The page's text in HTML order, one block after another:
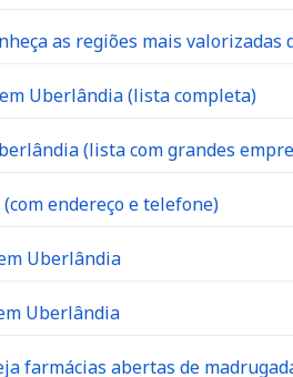
as regiões mais valorizadas
Uberlândia (lista completa)
(lista com grandes
endereço e telefone)
Uberlândia
Uberlândia
farmácias abertas de